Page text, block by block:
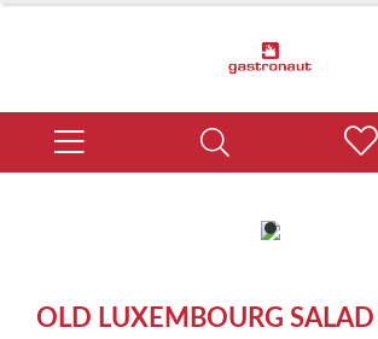
item
of
OLD LUXEMBOURG